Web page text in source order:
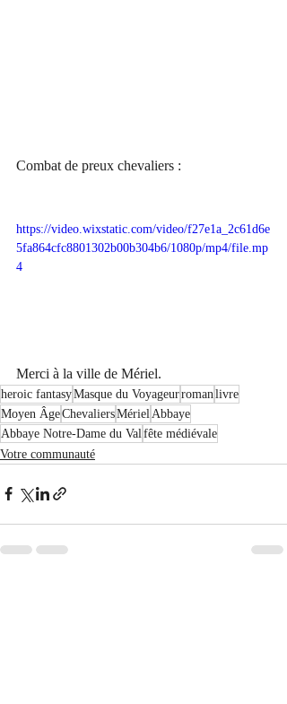
Combat de preux chevaliers :
https://video.wixstatic.com/video/f27e1a_2c61d6e
5fa864cfc8801302b00b304b6/1080p/mp4/file.mp
4
Merci à la ville de Mériel.
heroic fantasyMasque du Voyageurroman livre
Moyen ÂgeChevaliersMériel Abbaye
Abbaye Notre-Dame du Val fête médiévale
Votre communauté